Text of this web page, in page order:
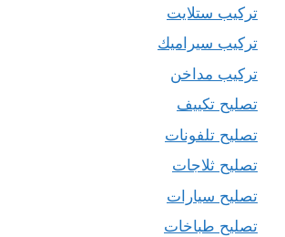
تركيب ستلايت
تركيب سيراميك
تركيب مداخن
تصليح تكييف
تصليح تلفونات
تصليح ثلاجات
تصليح سيارات
تصليح طباخات